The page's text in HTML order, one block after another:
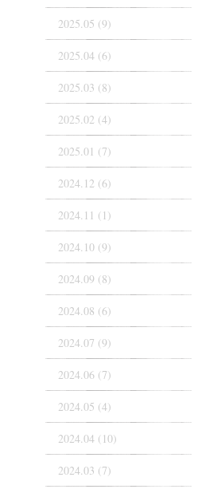
2025.05 (9)
2025.04 (6)
2025.03 (8)
2025.02 (4)
2025.01 (7)
2024.12 (6)
2024.11 (1)
2024.10 (9)
2024.09 (8)
2024.08 (6)
2024.07 (9)
2024.06 (7)
2024.05 (4)
2024.04 (10)
2024.03 (7)